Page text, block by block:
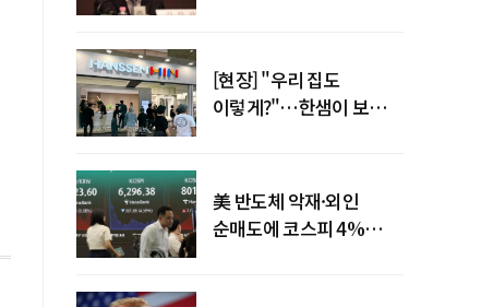
[현장] "우리 집도
이렇게?"…한샘이 보여준
美 반도체 악재·외인
순매도에 코스피 4%